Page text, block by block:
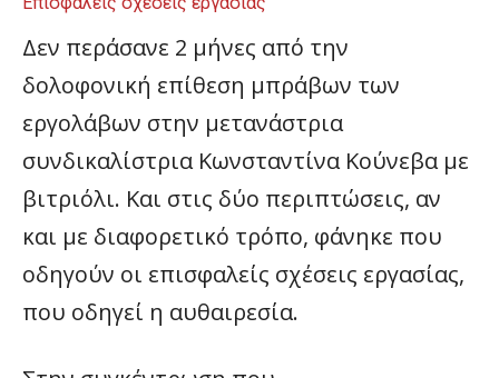
Δεν περάσανε 2 μήνες από την
δολοφονική επίθεση μπράβων των
εργολάβων στην μετανάστρια
συνδικαλίστρια Κωνσταντίνα Κούνεβα με
βιτριόλι. Και στις δύο περιπτώσεις, αν
και με διαφορετικό τρόπο, φάνηκε που
οδηγούν οι επισφαλείς σχέσεις εργασίας,
που οδηγεί η αυθαιρεσία.